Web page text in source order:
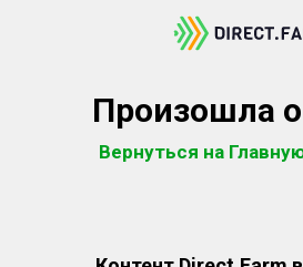
Произошла
Вернуться на